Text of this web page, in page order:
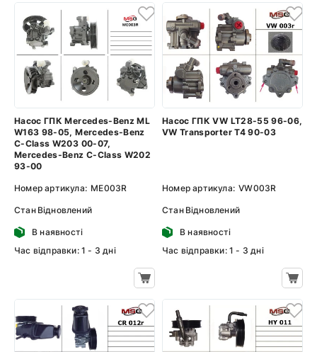
Насос ГПК Mercedes-Benz ML
W163 98-05, Mercedes-Benz
C-Class W203 00-07,
Mercedes-Benz C-Class W202
93-00
Номер артикула: ME003R
Стан Відновлений
В наявності
Час відправки: 1 - 3 дні
Насос ГПК VW LT28-55 96-06,
VW Transporter T4 90-03
Номер артикула: VW003R
Стан Відновлений
В наявності
Час відправки: 1 - 3 дні